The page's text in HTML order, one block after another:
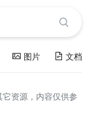
图片 文档
资源，内容仅供参